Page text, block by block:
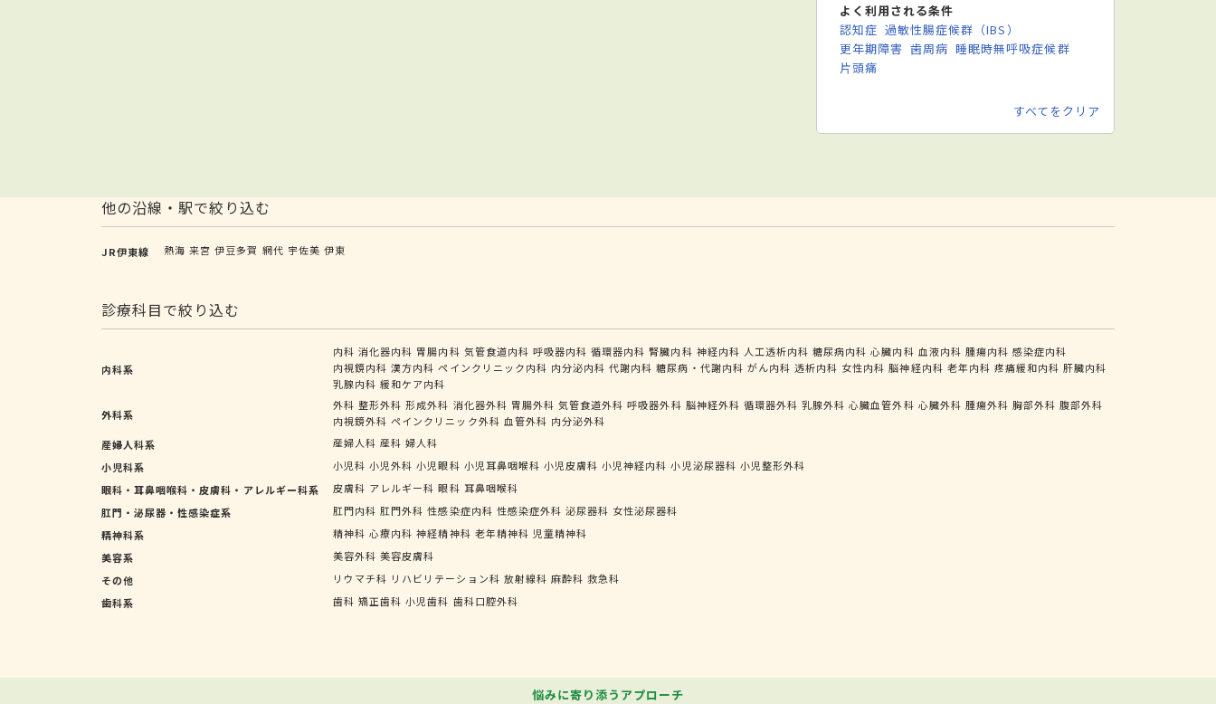
よく利用される条件
認知症 過敏性腸症候群（IBS）
更年期障害 歯周病 睡眠時無呼吸症候群
片頭痛
すべてをクリア
他の沿線・駅で絞り込む
JR伊東線 熱海 来宮 伊豆多賀 網代 宇佐美 伊東
診療科目で絞り込む
内科系
内科 消化器内科 胃腸内科 気管食道内科 呼吸器内科 循環器内科 腎臓内科 神経内科 人工透析内科 糖尿病内科 心臓内科 血液内科 腫瘍内科 感染症内科
内視鏡内科 漢方内科 ペインクリニック内科 内分泌内科 代謝内科 糖尿病・代謝内科 がん内科 透析内科 女性内科 脳神経内科 老年内科 疼痛緩和内科 肝臓内科
乳腺内科 緩和ケア内科
外科系
外科 整形外科 形成外科 消化器外科 胃腸外科 気管食道外科 呼吸器外科 脳神経外科 循環器外科 乳腺外科 心臓血管外科 心臓外科 腫瘍外科 胸部外科 腹部外科
内視鏡外科 ペインクリニック外科 血管外科 内分泌外科
産婦人科系
産婦人科 産科 婦人科
小児科系
小児科 小児外科 小児眼科 小児耳鼻咽喉科 小児皮膚科 小児神経内科 小児泌尿器科 小児整形外科
眼科・耳鼻咽喉科・皮膚科・アレルギー科系
皮膚科 アレルギー科 眼科 耳鼻咽喉科
肛門・泌尿器・性感染症系
肛門内科 肛門外科 性感染症内科 性感染症外科 泌尿器科 女性泌尿器科
精神科系
精神科 心療内科 神経精神科 老年精神科 児童精神科
美容系
美容外科 美容皮膚科
その他
リウマチ科 リハビリテーション科 放射線科 麻酔科 救急科
歯科系
歯科 矯正歯科 小児歯科 歯科口腔外科
悩みに寄り添うアプローチ